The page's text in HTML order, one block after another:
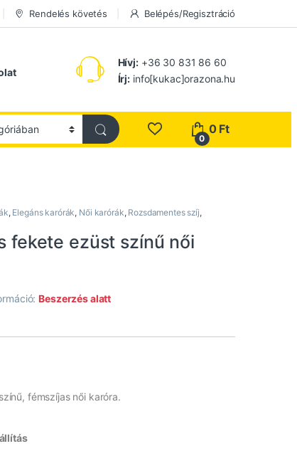
Rendelés követés Belépés/Regisztráció
Hívj:+36 30 831 86 60
Írj: info[kukac]orazona.hu
0
0 Ft
, Elegáns karórák, Női karórák, Rozsdamentes szíj,
fekete ezüst színű női
Beszerzés alatt
fémszíjas női karóra.